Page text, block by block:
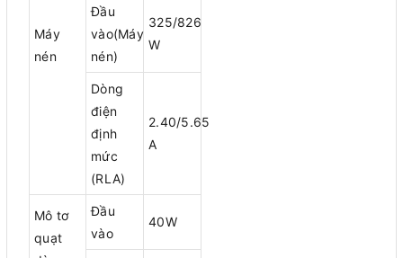
Máy
nén
Đầu
vào(Máy
nén)
325/826
W
Dòng
điện
định
mức
(RLA)
2.40/5.65
A
Mô tơ
quạt
Đầu
vào
40W